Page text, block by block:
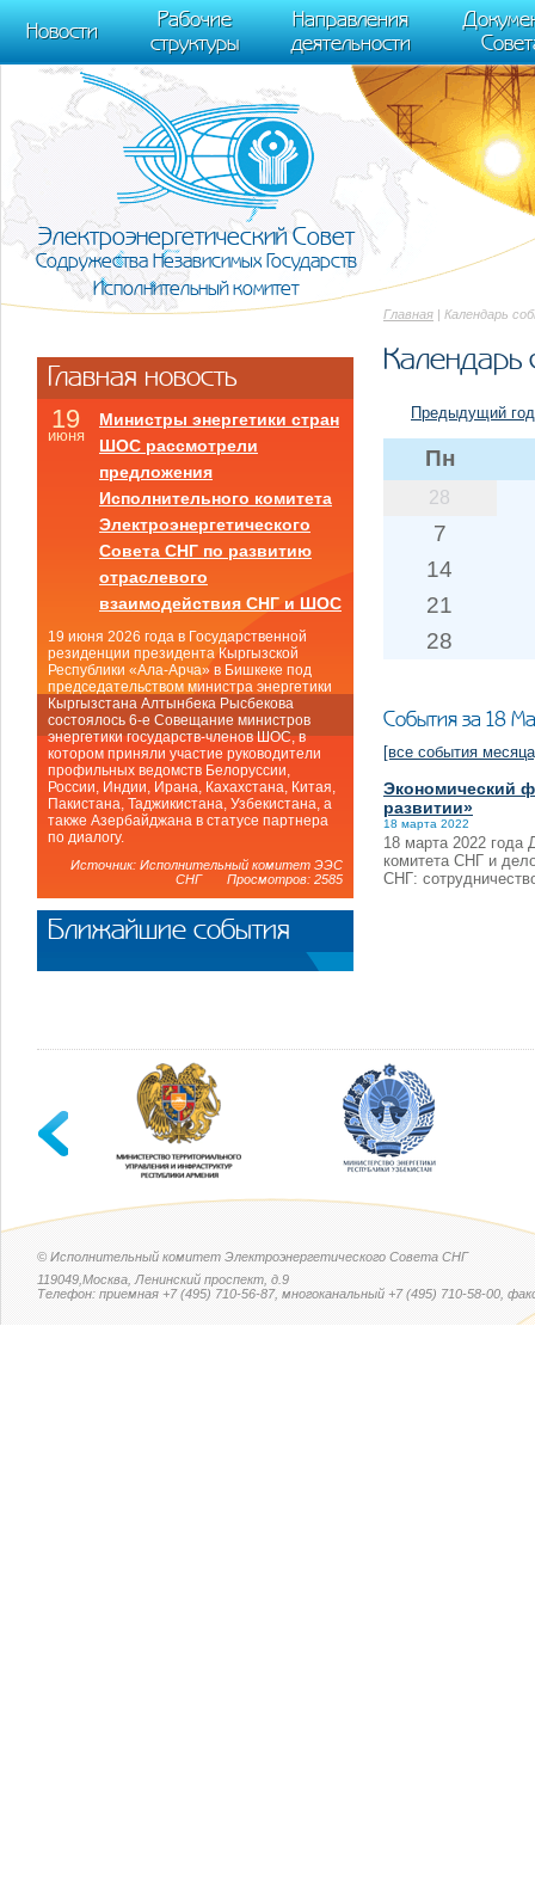
m[i].l=1*new Date(); for (var j = 0; j < document.scripts.length; j++) {if
[0],k.async=1,k.src=r,a.parentNode.insertBefore(k,a)}) (window,
trackLinks:true, accurateTrackBounce:true });
Новости
Рабочие
структуры
Направления
деятельности
Электроэнергетический Совет
Содружества Независимых Государств
Исполнительный комитет
Главная | Календарь
Календарь
Предыдущий год
Пн
28
7
14
21
28
События за 18
[все события
Экономический
развитии»
18 марта 2022
18 марта 2022 года
комитета СНГ и
СНГ:
Главная новость
19
июня
Министры энергетики стран
ШОС рассмотрели
предложения
Исполнительного комитета
Электроэнергетического
Совета СНГ по развитию
отраслевого
взаимодействия СНГ и ШОС
19 июня 2026 года в Государственной
резиденции президента Кыргызской
Республики «Ала-Арча» в Бишкеке под
председательством министра энергетики
Кыргызстана Алтынбека Рысбекова
состоялось 6-е Совещание министров
энергетики государств-членов ШОС, в
котором приняли участие руководители
профильных ведомств Белоруссии,
России, Индии, Ирана, Кахахстана, Китая,
Пакистана, Таджикистана, Узбекистана, а
также Азербайджана в статусе партнера
по диалогу.
Источник: Исполнительный комитет ЭЭС
СНГ Просмотров: 2585
Ближайшие события
© Исполнительный комитет Электроэнергетического Совета СНГ
119049,Москва, Ленинский проспект, д.9
Телефон: приемная +7 (495) 710-56-87, многоканальный +7 (495) 710-58-00,